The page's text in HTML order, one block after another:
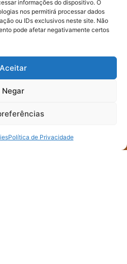
informações do dispositivo. O
nos permitirá processar dados
ou IDs exclusivos neste site. Não
pode afetar negativamente certos
Aceitar
Negar
Política de Privacidade
A FOME